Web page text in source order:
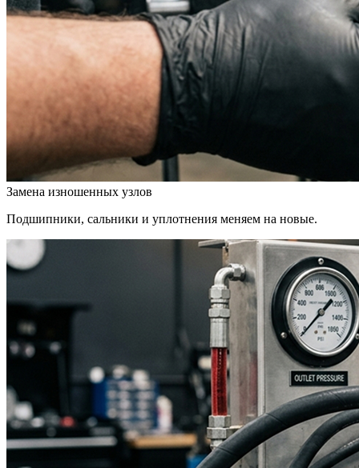
Замена изношенных узлов
Подшипники, сальники и уплотнения меняем на новые.